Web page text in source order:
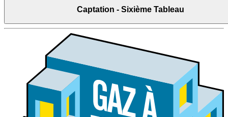
Captation - Sixième Tableau